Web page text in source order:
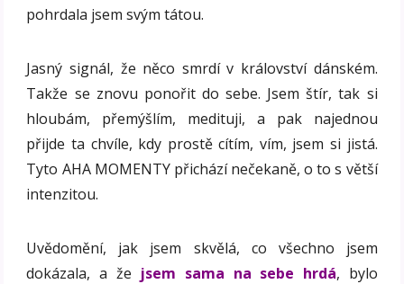
pohrdala jsem svým tátou.
Jasný signál, že něco smrdí v království dánském.
Takže se znovu ponořit do sebe. Jsem štír, tak si
hloubám, přemýšlím, medituji, a pak najednou
přijde ta chvíle, kdy prostě cítím, vím, jsem si jistá.
Tyto AHA MOMENTY přichází nečekaně, o to s větší
intenzitou.
Uvědomění, jak jsem skvělá, co všechno jsem
dokázala, a že jsem sama na sebe hrdá, bylo